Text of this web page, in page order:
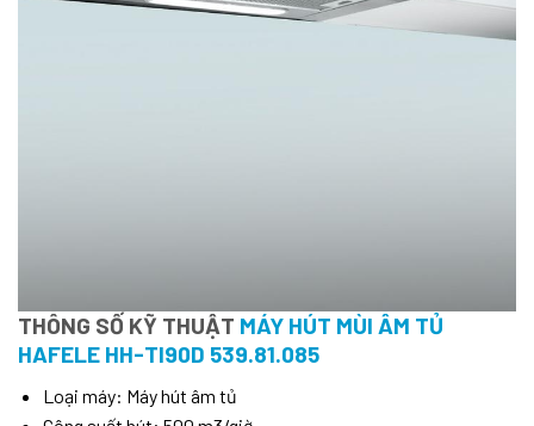
THÔNG SỐ KỸ THUẬT MÁY HÚT MÙI ÂM TỦ
HAFELE HH-TI90D 539.81.085
Loại máy: Máy hút âm tủ